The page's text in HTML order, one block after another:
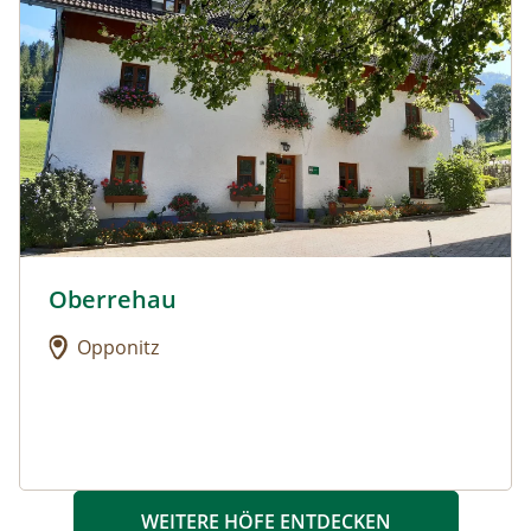
Urlaub am Bauernhof: Oberrehau
Oberrehau
Opponitz
WEITERE HÖFE ENTDECKEN